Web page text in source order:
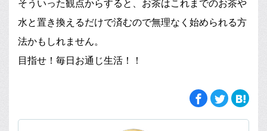
そういった観点からすると、お茶はこれまでのお茶や
水と置き換えるだけで済むので無理なく始められる方
法かもしれません。
目指せ！毎日お通じ生活！！